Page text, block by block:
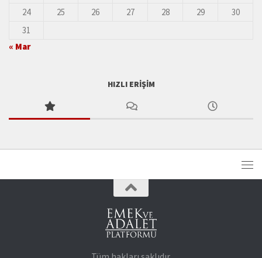
24
25 26 27 28 29
30
31
« Mar
HIZLI ERIŞIM